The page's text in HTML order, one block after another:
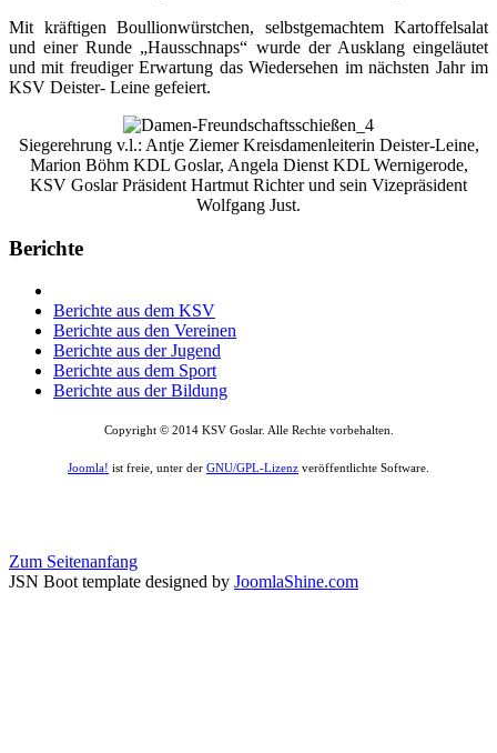
Mit kräftigen Boullionwürstchen, selbstgemachtem Kartoffelsalat
und einer Runde „Hausschnaps“ wurde der Ausklang eingeläutet
und mit freudiger Erwartung das Wiedersehen im nächsten Jahr im
KSV Deister- Leine gefeiert.
Siegerehrung v.l.: Antje Ziemer Kreisdamenleiterin Deister-Leine,
Marion Böhm KDL Goslar, Angela Dienst KDL Wernigerode,
KSV Goslar Präsident Hartmut Richter und sein Vizepräsident
Wolfgang Just.
Berichte
Berichte aus dem KSV
Berichte aus den Vereinen
Berichte aus der Jugend
Berichte aus dem Sport
Berichte aus der Bildung
Copyright © 2014 KSV Goslar. Alle Rechte vorbehalten.
Joomla! ist freie, unter der GNU/GPL-Lizenz veröffentlichte Software.
Zum Seitenanfang
JSN Boot template designed by JoomlaShine.com